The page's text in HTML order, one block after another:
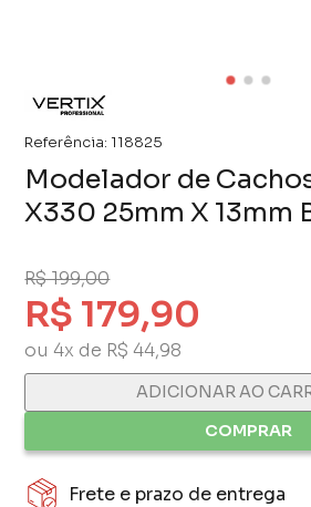
Referência: 118825
Modelador de
X330 25mm X 13mm
R$ 199,00
R$ 179,90
ou 4x de R$ 44,98
ADICIONAR AO
COMPRAR
Frete e prazo de entrega